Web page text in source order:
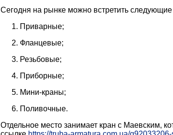
Сегодня на рынке можно встретить
Приварные;
Фланцевые;
Резьбовые;
Приборные;
Мини-краны;
Поливочные.
Отдельное место занимает кран с Маевским,